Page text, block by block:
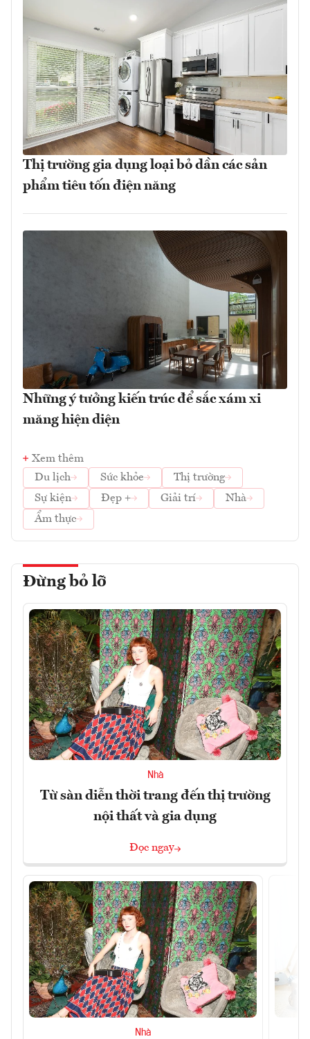
Thị trường gia dụng loại bỏ dần các sản
phẩm tiêu tốn điện năng
Những ý tưởng kiến trúc để sắc xám xi
măng hiện diện
Xem thêm
Du lịch
Sức khỏe
Thị trường
Sự kiện
Đẹp + Giải trí
Nhà
Ẩm thực
Đừng bỏ lỡ
Nhà
Từ sàn diễn thời trang đến thị trường
nội thất và gia dụng
Đọc ngay
Nhà